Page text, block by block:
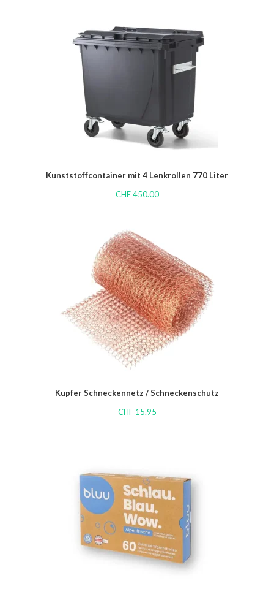
Kunststoffcontainer mit 4 Lenkrollen 770 Liter
CHF450.00
Kupfer Schneckennetz / Schneckenschutz
CHF15.95